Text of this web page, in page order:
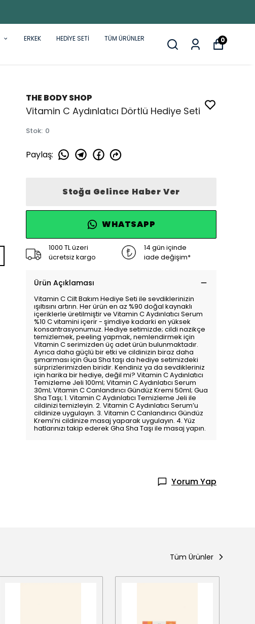
ERKEK HEDİYE SETİ
TÜM ÜRÜNLER
0
THE BODY SHOP
Vitamin C Aydınlatıcı Dörtlü Hediye Seti
Stok: 0
Paylaş:
Stoğa Gelince Haber Ver
WHATSAPP
1000 TL üzeri
ücretsiz kargo
14 gün içinde
iade değişim*
Ürün Açıklaması
Vitamin C Cilt Bakım Hediye Seti ile sevdiklerinizin
ışıltısını artırın. Her ürün en az %90 doğal kaynaklı
içeriklerle üretilmiştir ve Vitamin C Aydınlatıcı Serum
%10 C vitamini içerir - şimdiye kadarki en yüksek
konsantrasyonumuz. Hediye setimizde; cildi nazikçe
temizlemek, peeling yapmak, nemlendirmek için
Vitamin C serimizden üç adet ürün bulunmaktadır.
Ayrıca daha güçlü bir etki ve cildinizin biraz daha
şımarması için Gua Sha taşı da hediye setimizdeki
sürprizlerimizden biridir. Kendiniz ya da sevdikleriniz
için harika bir hediye, değil mi? Vitamin C Aydınlatıcı
Temizleme Jeli 100ml; Vitamin C Aydınlatıcı Serum
30ml; Vitamin C Canlandırıcı Gündüz Kremi 50ml; Gua
Sha Taşı; 1. Vitamin C Aydınlatıcı Temizleme Jeli ile
cildinizi temizleyin. 2. Vitamin C Aydınlatıcı Serum’u
cildinize uygulayın. 3. Vitamin C Canlandırıcı Gündüz
Kremi’ni cildinize masaj yaparak uygulayın. 4. Yüz
hatlarınızı takip ederek Gha Sha Taşı ile masaj yapın.
Yorum Yap
Tüm Ürünler